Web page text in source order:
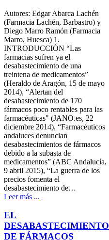
Autores: Edgar Abarca Lachén
(Farmacia Lachén, Barbastro) y
Diego Marro Ramón (Farmacia
Marro, Huesca) 1.
INTRODUCCIÓN “Las
farmacias sufren ya el
desabastecimiento de una
treintena de medicamentos”
(Heraldo de Aragón, 15 de mayo
2014), “Alertan del
desabastecimiento de 170
fármacos poco rentables para las
farmacéuticas" (JANO.es, 22
diciembre 2014), “Farmacéuticos
andaluces denuncian
desabastecimientos de fármacos
debido a la subasta de
medicamentos” (ABC Andalucía,
9 abril 2015), “La guerra de los
precios fomenta el
desabastecimiento de…
Leer más ...
EL
DESABASTECIMIENTO
DE FÁRMACOS